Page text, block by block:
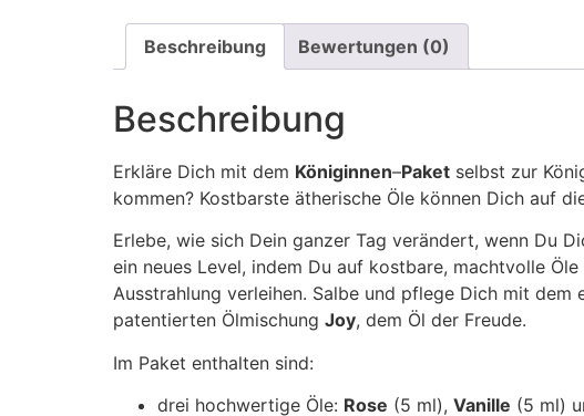
Beschreibung Bewertungen (0)
Beschreibung
Erkläre Dich mit dem Königinnen–Paket selbst zur
kommen? Kostbarste ätherische Öle können Dich auf
Erlebe, wie sich Dein ganzer Tag verändert, wenn Du
ein neues Level, indem Du auf kostbare, machtvolle
Ausstrahlung verleihen. Salbe und pflege Dich mit dem
patentierten Ölmischung Joy, dem Öl der Freude.
Im Paket enthalten sind:
drei hochwertige Öle: Rose (5 ml), Vanille (5 ml)